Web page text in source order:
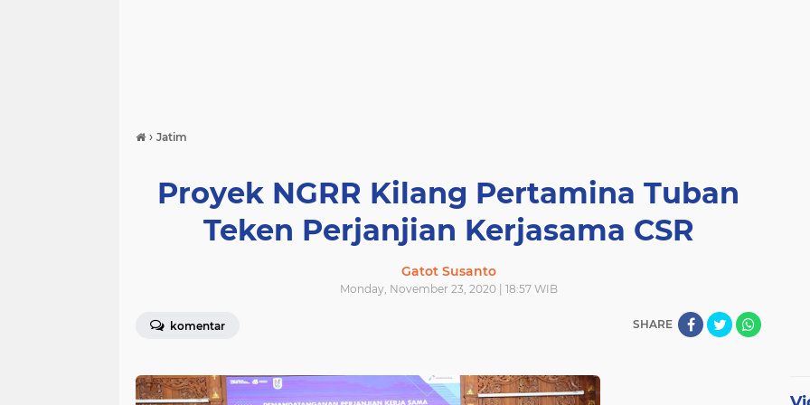
› Jatim
Proyek NGRR Kilang Pertamina Tuban
Teken Perjanjian Kerjasama CSR
Gatot Susanto
Monday, November 23, 2020 | 18:57 WIB
komentar SHARE